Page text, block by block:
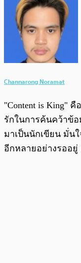
Channarong Noramat
"Content is King"
รักในการค้นคว้าข้อ
มาเป็นนักเขียน มั่น
อีกหลายอย่างรออยู่